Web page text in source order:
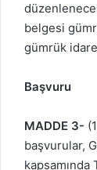
belgesi
gümrük
Başvuru
MADDE 3-
başvurular,
kapsamında